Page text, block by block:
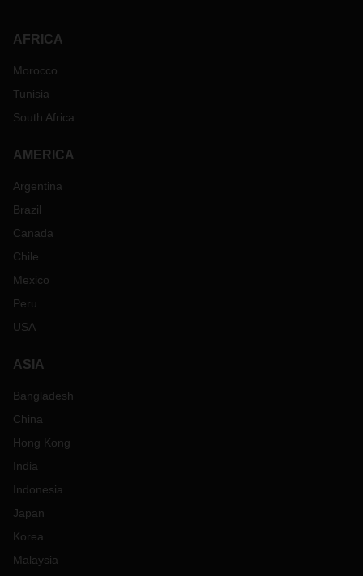
AFRICA
Morocco
Tunisia
South Africa
AMERICA
Argentina
Brazil
Canada
Chile
Mexico
Peru
USA
ASIA
Bangladesh
China
Hong Kong
India
Indonesia
Japan
Korea
Malaysia